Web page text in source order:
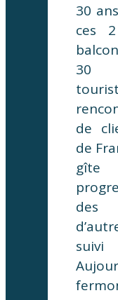
30
ces
30
de
de
gîte
des